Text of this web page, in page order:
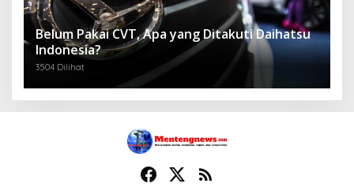
Belum Pakai CVT, Apa yang Ditakuti Daihatsu
Indonesia?
3504 Dilihat